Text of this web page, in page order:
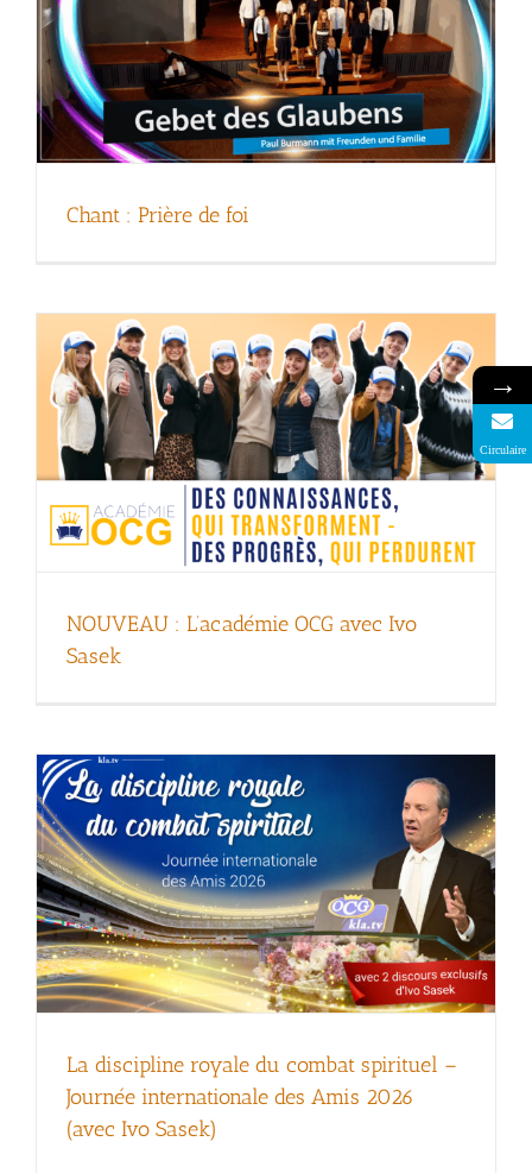
Chant : Prière de foi
NOUVEAU : L’académie OCG avec Ivo
Sasek
NOUVEAU : L’académie OCG avec Ivo
Sasek
Journée internationale des Amis 2026
La discipline royale du combat spirituel –
Journée internationale des Amis 2026
(avec Ivo Sasek)
→
Circulaire